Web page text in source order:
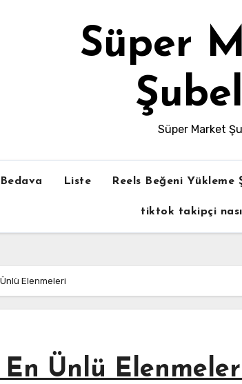
Süper
Süper Market
Liste Reels Beğeni Yükleme
tiktok takipçi
Elenmeleri
Ünlü